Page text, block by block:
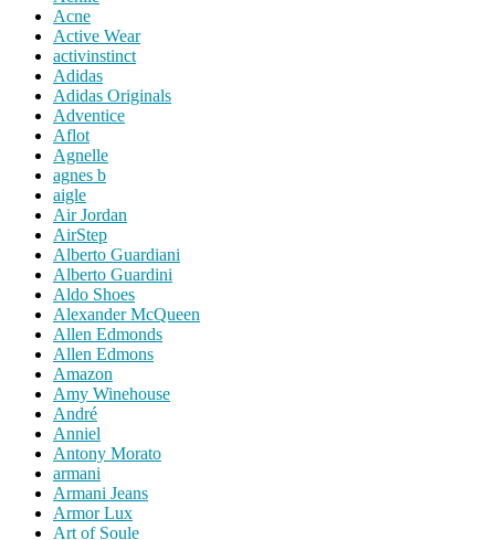
Acne
Active Wear
activinstinct
Adidas
Adidas Originals
Adventice
Aflot
Agnelle
agnes b
aigle
Air Jordan
AirStep
Alberto Guardiani
Alberto Guardini
Aldo Shoes
Alexander McQueen
Allen Edmonds
Allen Edmons
Amazon
Amy Winehouse
André
Anniel
Antony Morato
armani
Armani Jeans
Armor Lux
Art of Soule